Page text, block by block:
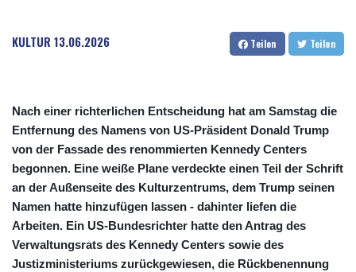
KULTUR 13.06.2026 Teilen Teilen
Nach einer richterlichen Entscheidung hat am Samstag die
Entfernung des Namens von US-Präsident Donald Trump
von der Fassade des renommierten Kennedy Centers
begonnen. Eine weiße Plane verdeckte einen Teil der Schrift
an der Außenseite des Kulturzentrums, dem Trump seinen
Namen hatte hinzufügen lassen - dahinter liefen die
Arbeiten. Ein US-Bundesrichter hatte den Antrag des
Verwaltungsrats des Kennedy Centers sowie des
Justizministeriums zurückgewiesen, die Rückbenennung